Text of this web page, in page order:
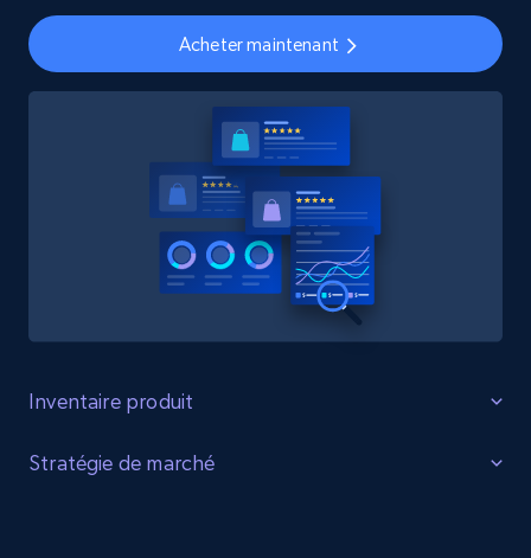
Acheter maintenant
Inventaire produit
Identifier les lacunes
Stratégie de marché